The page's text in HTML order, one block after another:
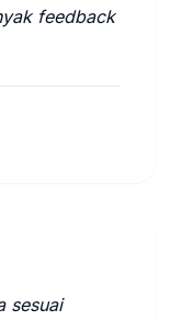
feedback
sesuai